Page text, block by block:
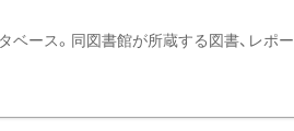
ース。同図書館が所蔵する図書、レポー